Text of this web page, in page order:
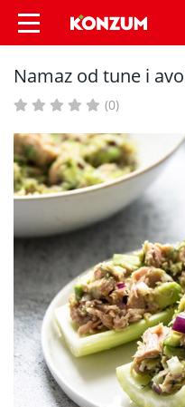
Namaz od
Namaz od tune i
(0)